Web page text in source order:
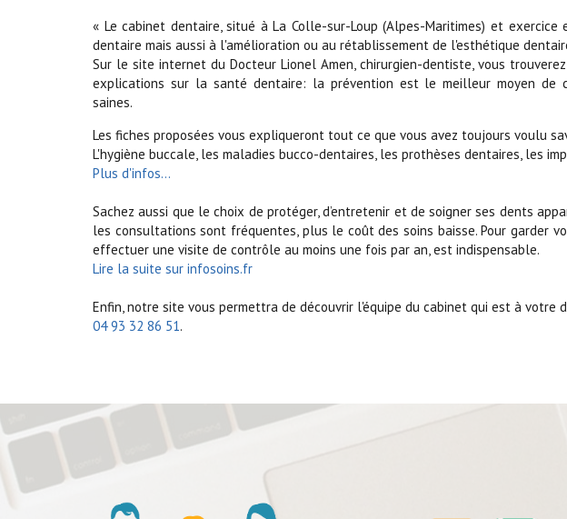
« Le cabinet dentaire, situé à La Colle-sur-Loup (Alpes-Maritimes) et
dentaire mais aussi à l'amélioration ou au rétablissement de l'esthétique
Sur le site internet du Docteur Lionel Amen, chirurgien-dentiste, vous
explications sur la santé dentaire: la prévention est le meilleur moyen de
saines.
Les fiches proposées vous expliqueront tout ce que vous avez toujours voulu
L'hygiène buccale, les maladies bucco-dentaires, les prothèses dentaires, les
Plus d'infos...
Sachez aussi que le choix de protéger, d’entretenir et de soigner ses dents
les consultations sont fréquentes, plus le coût des soins baisse. Pour garder
effectuer une visite de contrôle au moins une fois par an, est indispensable.
Lire la suite sur infosoins.fr
Enfin, notre site vous permettra de découvrir l'équipe du cabinet qui est à votre
04 93 32 86 51.